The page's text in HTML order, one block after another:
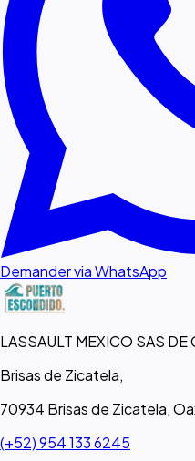
Demander via WhatsApp
LASSAULT MEXICO SAS DE
Brisas de Zicatela,
70934 Brisas de Zicatela,
(+52) 954 133 6245